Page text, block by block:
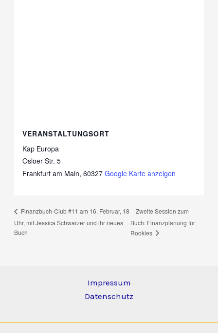
VERANSTALTUNGSORT
Kap Europa
Osloer Str. 5
Frankfurt am Main, 60327 Google Karte anzeigen
Finanzbuch-Club #11 am 16. Februar, 18
Uhr, mit Jessica Schwarzer und ihr neues
Buch
Zweite Session zum
Buch: Finanzplanung für
Rookies
Impressum
Datenschutz